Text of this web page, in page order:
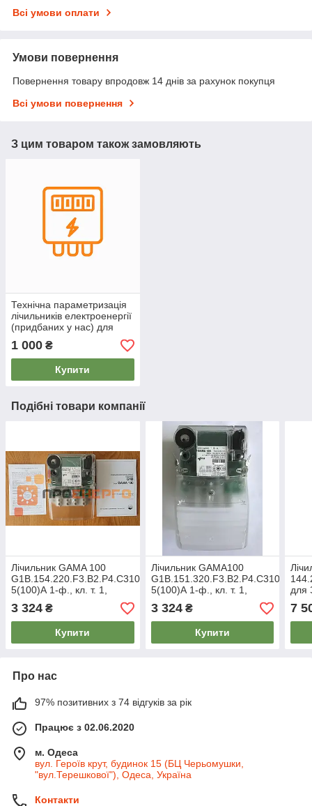
Всі умови оплати
Умови повернення
Повернення товару впродовж 14 днів за рахунок покупця
Всі умови повернення
З цим товаром також замовляють
Технічна параметризація
лічильників електроенергії
(придбаних у нас) для
садових товариств та
кооперативів
1 000 ₴
Купити
Подібні товари компанії
Лічильник GAMA 100
G1B.154.220.F3.B2.P4.C310.V1,
5(100)А 1-ф., кл. т. 1,
багатотарифний, Elgama
3 324 ₴
Купити
Лічильник GAMA100
G1B.151.320.F3.B2.P4.C310.V1,
5(100)А 1-ф., кл. т. 1,
багатотарифний, Elgama
3 324₴
Купити
для
кл.
7
Про нас
97% позитивних з 74 відгуків за рік
Працює з 02.06.2020
м. Одеса
вул. Героїв крут, будинок 15 (БЦ Черьомушки,
"вул.Терешкової"), Одеса, Україна
Контакти